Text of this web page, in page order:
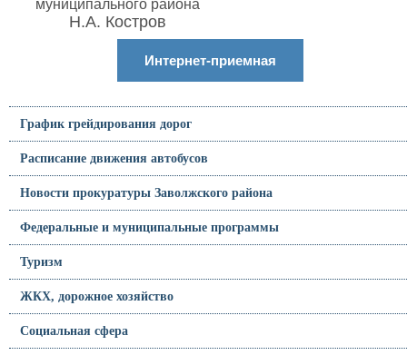
муниципального района
Н.А. Костров
Интернет-приемная
График грейдирования дорог
Расписание движения автобусов
Новости прокуратуры Заволжского района
Федеральные и муниципальные программы
Туризм
ЖКХ, дорожное хозяйство
Социальная сфера